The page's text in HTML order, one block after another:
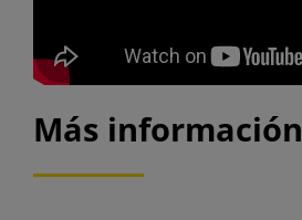
Más información